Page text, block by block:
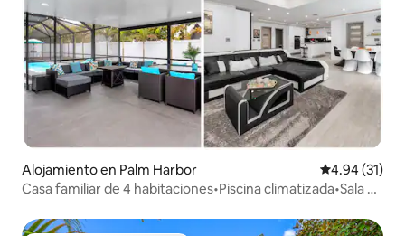
Alojamiento en Palm Harbor Calificación
4.94 (31)
Casa familiar de 4 habitaciones•Piscina climatizada•Sala de